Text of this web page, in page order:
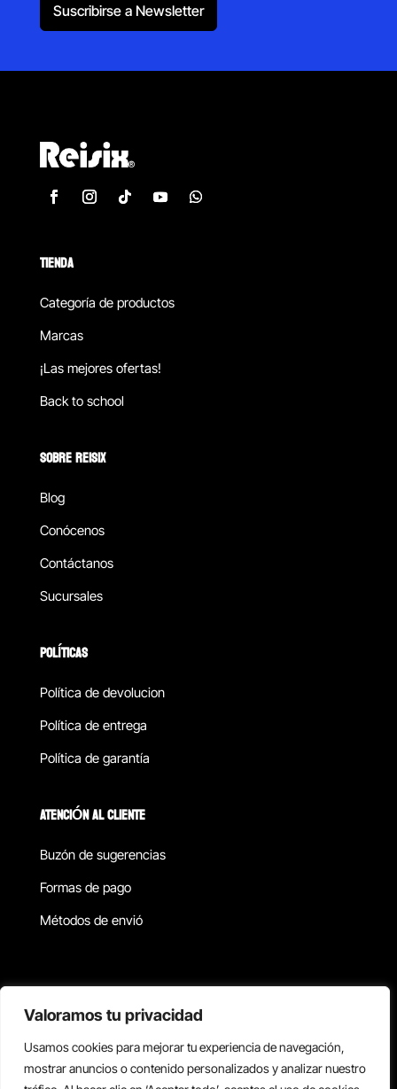
Valoramos tu privacidad
Usamos cookies para mejorar tu experiencia de navegación,
mostrar anuncios o contenido personalizados y analizar nuestro
Suscribirse a Newsletter
TIENDA
Categoría de productos
Marcas
¡Las mejores ofertas!
Back to school
SOBRE REISIX
Blog
Conócenos
Contáctanos
Sucursales
POLÍTICAS
Política de devolucion
Política de entrega
Política de garantía
ATENCIÓN AL CLIENTE
Buzón de sugerencias
Formas de pago
Métodos de envió
Copyright © 2026 Reisix. Todos los derechos reservados.